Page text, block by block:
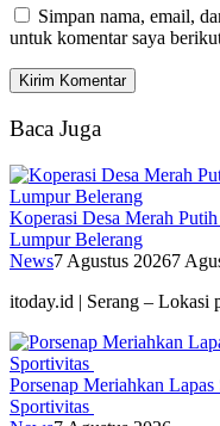
Simpan nama, email,
untuk komentar saya
Baca Juga
Koperasi Desa Merah
Lumpur Belerang
News7 Agustus 20267
itoday.id | Serang – Lokasi
Porsenap Meriahkan
Sportivitas